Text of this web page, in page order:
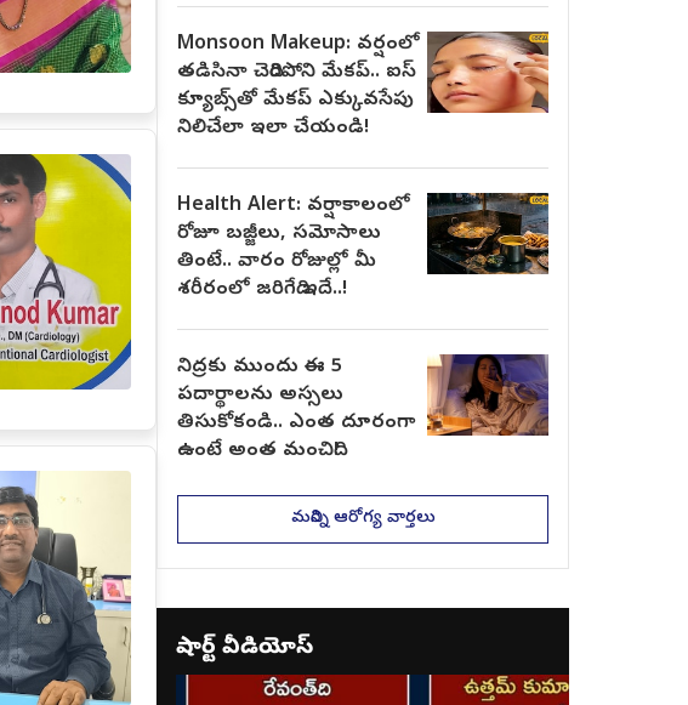
Monsoon Makeup: వర్షంలో
తడిసినా చెదిరిపోని మేకప్.. ఐస్
క్యూబ్స్‌తో మేకప్ ఎక్కువసేపు
నిలిచేలా ఇలా చేయండి!
Health Alert: వర్షాకాలంలో
రోజూ బజ్జీలు, సమోసాలు
తింటే.. వారం రోజుల్లో మీ
శరీరంలో జరిగేది ఇదే..!
నిద్రకు ముందు ఈ 5
పదార్థాలను అస్సలు
తిసుకోకండి.. ఎంత దూరంగా
ఉంటే అంత మంచిది!
మరిన్ని ఆరోగ్య వార్తలు
షార్ట్ వీడియోస్